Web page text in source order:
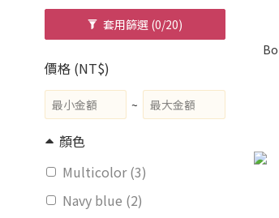
套用篩選 (0/20)
價格 (NT$)
~
顏色
Multicolor (3)
Navy blue (2)